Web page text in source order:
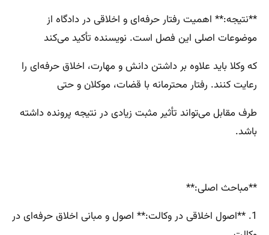
**نتیجه:** اهمیت رفتار حرفه‌ای و اخلاقی در دادگاه از
موضوعات اصلی این فصل است. نویسنده تأکید می‌کند
که وکلا باید علاوه بر داشتن دانش و مهارت، اخلاق حرفه‌ای را
رعایت کنند. رفتار محترمانه با قضات، موکلان و حتی
طرف مقابل می‌تواند تأثیر مثبت زیادی در نتیجه پرونده داشته
باشد.
**مباحث اصلی:**
1. **اصول اخلاقی در وکالت:** اصول و مبانی اخلاق حرفه‌ای در